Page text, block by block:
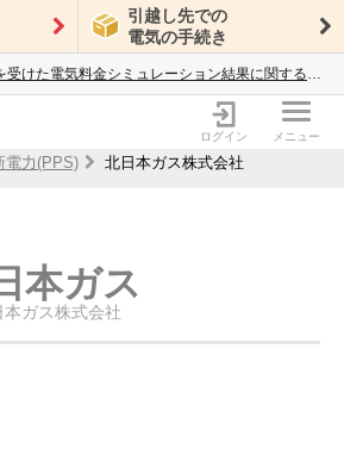
引越し先での
電気の手続き
中東情勢を受けた電気料金シミュレーション結果に関するご案内
ガス比較サイト エネチェンジ
ログイン メニュー
電力(PPS) 北日本ガス株式会社
本ガス
本ガス株式会社